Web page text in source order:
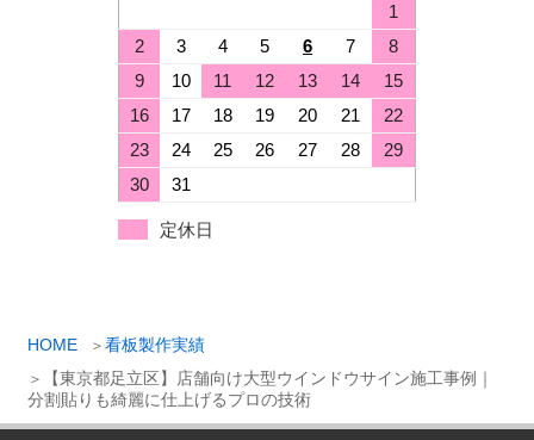
HOME
看板製作実績
【東京都足立区】店舗向け大型ウインドウサイン施工事例｜
分割貼りも綺麗に仕上げるプロの技術
1
2
3 4 5 6 7
8
9
10 11 12 13 14
15
16
17 18 19 20 21
22
23
24 25 26 27 28
29
30
31
定休日